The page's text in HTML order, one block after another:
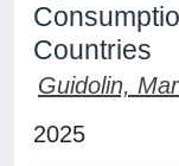
Countries
Guidolin,
2025